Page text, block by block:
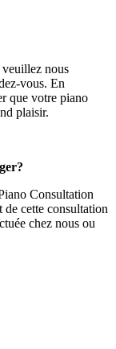
nous
vous. En
que votre piano
plaisir.
Consultation
cette consultation
chez nous ou